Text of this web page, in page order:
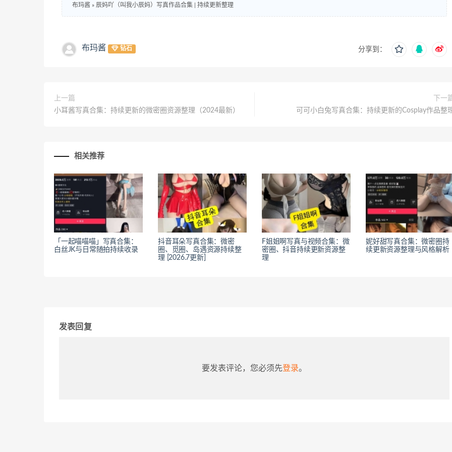
布玛酱 » 辰妈吖（叫我小辰妈）写真作品合集 | 持续更新整理
布玛酱 钻石 分享到：
上一篇
小耳酱写真合集：持续更新的微密圈资源整理（2024最新）
下一
可可小白兔写真合集：持续更新的Cosplay作品整
相关推荐
「一起喵喵喵」写真合集：
白丝JK与日常随拍持续收录
抖音耳朵写真合集：微密
圈、觅圈、岛遇资源持续整
理 [2026.7更新]
F姐姐啊写真与视频合集：微
密圈、抖音持续更新资源整
理
妮好甜写真合集：微密圈持
续更新资源整理与风格解析
发表回复
要发表评论，您必须先登录。